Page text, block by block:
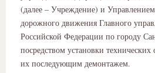
(далее – Учреждение) и
дорожного движения Главного
Российской Федерации по городу
посредством установки
их последующим демонтажем.